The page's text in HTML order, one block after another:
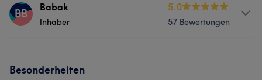
Services
BB Babak
Inhaber
5.0
57 Bewertungen
Herzlich willkommen! Mein Name ist Babak Babaei. Seit
Besonderheiten